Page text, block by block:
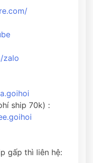
zalo
ship 70k) :
.goihoi
gấp thì liên hệ: